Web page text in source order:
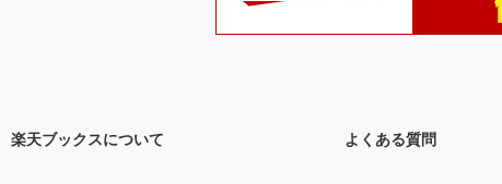
楽天ブックスについて よくある質問